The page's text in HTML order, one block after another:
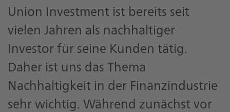
Union Investment ist bereits seit
vielen Jahren als nachhaltiger
Investor für seine Kunden tätig.
Daher ist uns das Thema
Nachhaltigkeit in der Finanzindustrie
sehr wichtig. Während zunächst vor